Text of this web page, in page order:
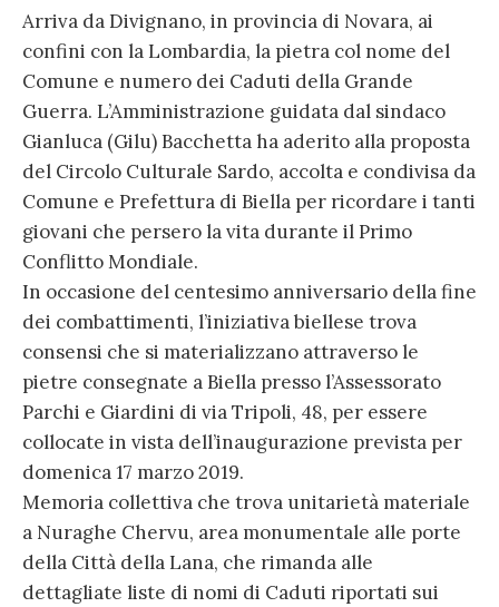
Arriva da Divignano, in provincia di Novara, ai
confini con la Lombardia, la pietra col nome del
Comune e numero dei Caduti della Grande
Guerra. L’Amministrazione guidata dal sindaco
Gianluca (Gilu) Bacchetta ha aderito alla proposta
del Circolo Culturale Sardo, accolta e condivisa da
Comune e Prefettura di Biella per ricordare i tanti
giovani che persero la vita durante il Primo
Conflitto Mondiale.
In occasione del centesimo anniversario della fine
dei combattimenti, l’iniziativa biellese trova
consensi che si materializzano attraverso le
pietre consegnate a Biella presso l’Assessorato
Parchi e Giardini di via Tripoli, 48, per essere
collocate in vista dell’inaugurazione prevista per
domenica 17 marzo 2019.
Memoria collettiva che trova unitarietà materiale
a Nuraghe Chervu, area monumentale alle porte
della Città della Lana, che rimanda alle
dettagliate liste di nomi di Caduti riportati sui